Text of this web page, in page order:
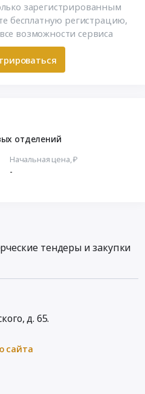
зарегистрированным
бесплатную регистрацию,
возможности сервиса
отделений
Начальная цена, ₽
-
тендеры и закупки
д. 65.
сайта